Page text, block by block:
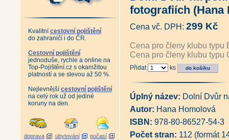
Kvalitní cestovní pojištění
do zahraničí i do ČR.
Cestovní pojištění
jednoduše, rychle a online na
Top-Pojištění.cz s okamžitou
platností a se slevou až 50 %.
Nejlevnější cestovní pojištění
na celý rok už od jediné
koruny na den.
doprava ubytování počasí
František Kaván - Život a
Kryštof Gendorf (Jiří Louda,
Upomínkové sklo a porcelán
Grauparova mapa
Poklady Krkonošského
Poklady Krkonošského
Antikvariát - Rozčilené cesty
Zašlá chuť morušek -
Antikvariát - Zašlá chuť
Horská železnice Liberec -
Počátky lokální železniční
Ozvěny krkonošské minulosti
Vrchlabí - Můj domov
Důl Kovárna v obrazech -
fotografiích (Hana
Cena vč. DPH: 299 Kč
Cena pro členy klubu typu
Cena pro členy klubu typu
Přidat ks
Úplný název: Dolní Dvůr
Autor: Hana Homolová
ISBN: 978-80-86527-54-3
Počet stran: 112 (formát